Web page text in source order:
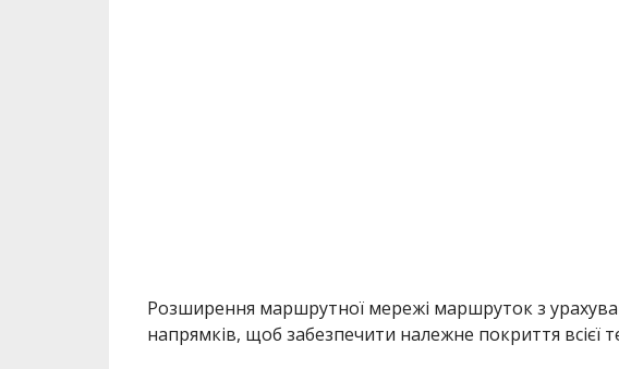
Розширення маршрутної мережі маршруток з
напрямків, щоб забезпечити належне покриття всієї